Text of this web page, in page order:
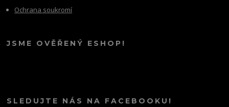
Ochrana soukromí
JSME OVĚŘENÝ ESHOP!
SLEDUJTE NÁS NA FACEBOOKU!